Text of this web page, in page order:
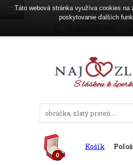
Prihlásenie|
02 38 111 333 ( PO - PI
0
Košík
Táto webová stránka využíva cookies na
poskytovanie ďalších